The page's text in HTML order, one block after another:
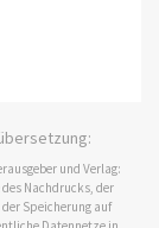
und Verlag:
des Nachdrucks, der
Speicherung auf